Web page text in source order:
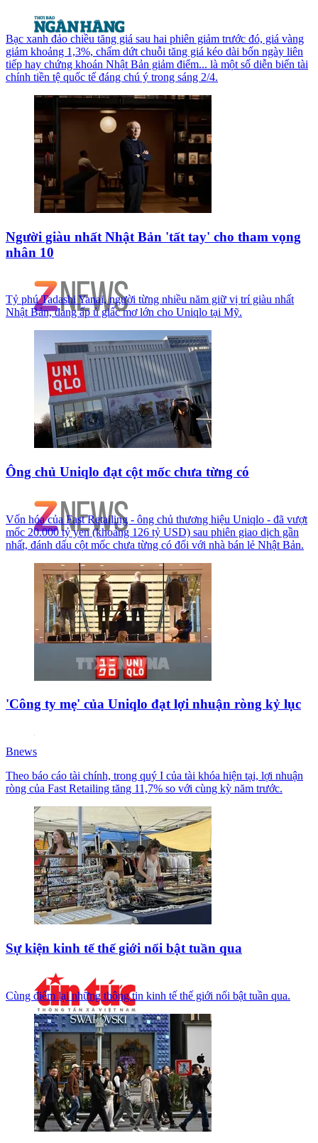
Bạc xanh đảo chiều tăng giá sau hai phiên giảm trước đó, giá vàng
giảm khoảng 1,3%, chấm dứt chuỗi tăng giá kéo dài bốn ngày liên
tiếp hay chứng khoán Nhật Bản giảm điểm... là một số diễn biến tài
chính tiền tệ quốc tế đáng chú ý trong sáng 2/4.
Người giàu nhất Nhật Bản 'tất tay' cho tham vọng
nhân 10
Tỷ phú Tadashi Yanai, người từng nhiều năm giữ vị trí giàu nhất
Nhật Bản, đang ấp ủ giấc mơ lớn cho Uniqlo tại Mỹ.
Ông chủ Uniqlo đạt cột mốc chưa từng có
Vốn hóa của Fast Retailing - ông chủ thương hiệu Uniqlo - đã vượt
mốc 20.000 tỷ yen (khoảng 126 tỷ USD) sau phiên giao dịch gần
nhất, đánh dấu cột mốc chưa từng có đối với nhà bán lẻ Nhật Bản.
'Công ty mẹ' của Uniqlo đạt lợi nhuận ròng kỷ lục
Bnews
Theo báo cáo tài chính, trong quý I của tài khóa hiện tại, lợi nhuận
ròng của Fast Retailing tăng 11,7% so với cùng kỳ năm trước.
Sự kiện kinh tế thế giới nổi bật tuần qua
Cùng điểm lại những thông tin kinh tế thế giới nổi bật tuần qua.